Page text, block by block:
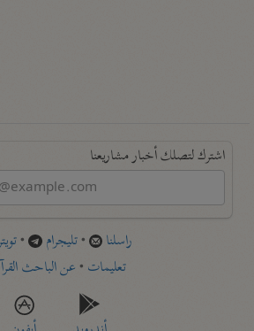
اشترك لتصلك أخبار مشاريعنا
راسلنا •تليجرام •
تعليمات •عن الباحث